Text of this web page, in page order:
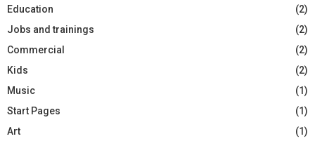
Education
(2)
Jobs and trainings
(2)
Commercial
(2)
Kids
(2)
Music
(1)
Start Pages
(1)
Art
(1)